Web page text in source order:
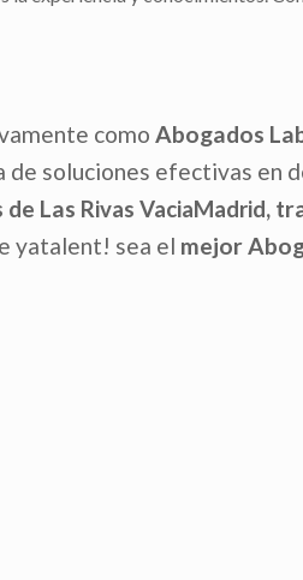
como Abogados
de soluciones efectivas
Las Rivas VaciaMadrid,
yatalent! sea el mejor